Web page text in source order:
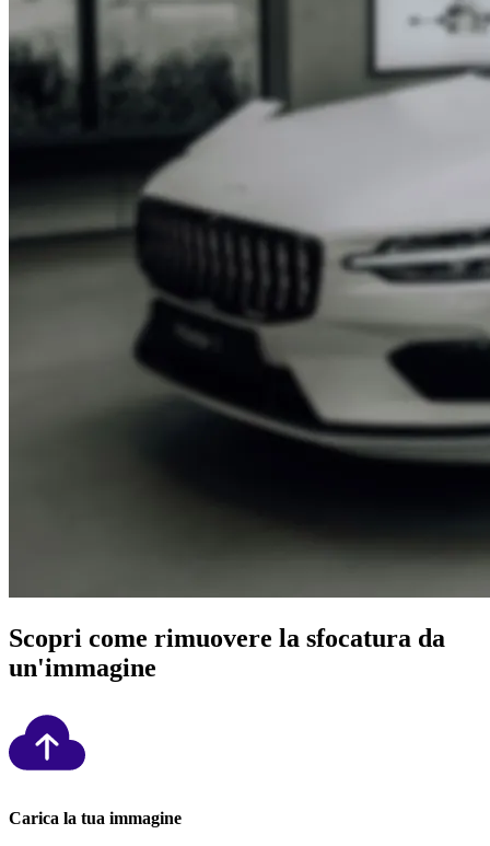
Scopri come rimuovere la sfocatura da
un'immagine
Carica la tua immagine